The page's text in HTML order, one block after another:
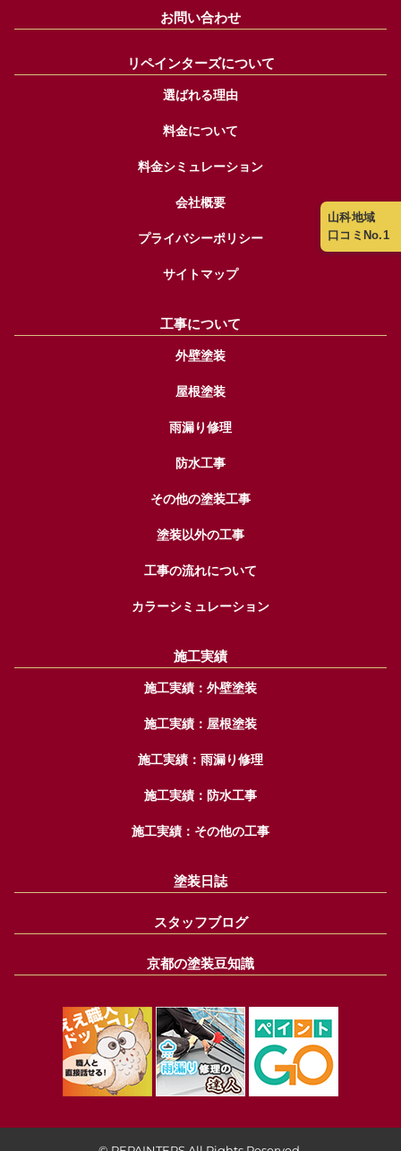
山科地域
口コミNo.1
お問い合わせ
リペインターズについて
選ばれる理由
料金について
料金シミュレーション
会社概要
プライバシーポリシー
サイトマップ
工事について
外壁塗装
屋根塗装
雨漏り修理
防水工事
その他の塗装工事
塗装以外の工事
工事の流れについて
カラーシミュレーション
施工実績
施工実績：外壁塗装
施工実績：屋根塗装
施工実績：雨漏り修理
施工実績：防水工事
施工実績：その他の工事
塗装日誌
スタッフブログ
京都の塗装豆知識